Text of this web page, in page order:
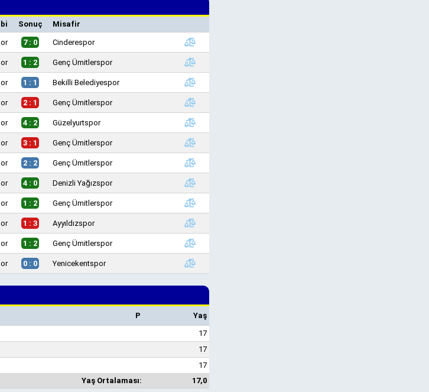
Sonuç Misafir
7 : 0 Cinderespor
1 : 2 Genç Ümitlerspor
1 : 1 Bekilli Belediyespor
2 : 1 Genç Ümitlerspor
4 : 2 Güzelyurtspor
3 : 1 Genç Ümitlerspor
2 : 2 Genç Ümitlerspor
4 : 0 Denizli Yağızspor
1 : 2 Genç Ümitlerspor
1 : 3 Ayyıldızspor
1 : 2 Genç Ümitlerspor
0 : 0 Yenicekentspor
P
Yaş
17
17
17
Yaş Ortalaması: 17,0